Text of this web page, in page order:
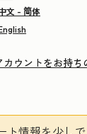
文 - 简体
カウントをお持ち